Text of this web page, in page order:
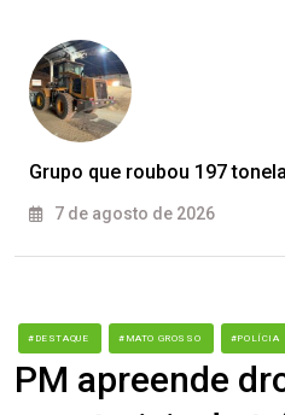
Grupo que roubou 197
7 de agosto de 2026
#DESTAQUE #MATO GROSSO #POLÍCIA
PM apreende